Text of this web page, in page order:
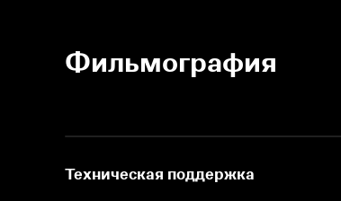
Фильмография
Техническая поддержка